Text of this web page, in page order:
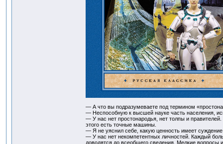
— А что вы подразумеваете под термином
— Неспособную к высшей науке часть населения,
— У нас нет простонародья, нет толпы и
этого есть точные машины.
— Я не уяснил себе, какую ценность имеет
— У нас нет некомпетентных личностей. Каждый
доводятся до всеобщего сведения. Мелкие